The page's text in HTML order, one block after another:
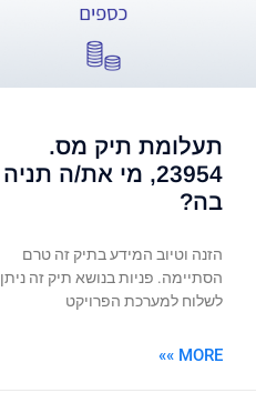
תעלומת תיק מס.
23954, מי את/ה תניה
בה?
הזנה וטיוב המידע בתיק זה טרם
הסתיימה. פניות בנושא תיק זה ניתן
לשלוח למערכת הפרויקט
MORE »»